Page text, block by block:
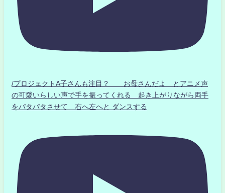
/プロジェクトA子さんも注目？ お母さんだよ とアニメ声
の可愛いらしい声で手を振ってくれる 起き上がりながら両手
をパタパタさせて 右へ左へと ダンスする